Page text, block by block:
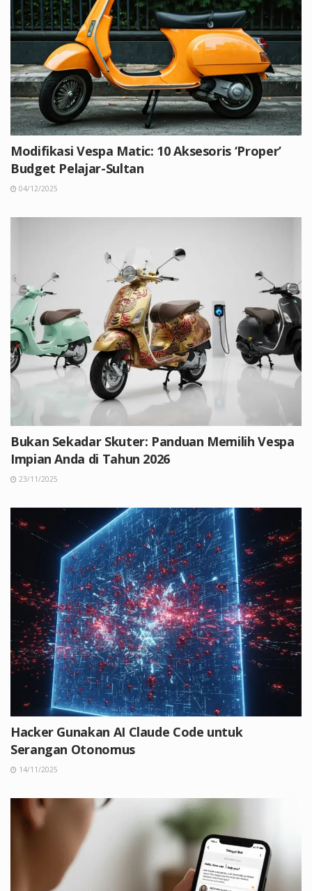
Modifikasi Vespa Matic: 10 Aksesoris ‘Proper’
Budget Pelajar-Sultan
04/12/2025
Bukan Sekadar Skuter: Panduan Memilih Vespa
Impian Anda di Tahun 2026
23/11/2025
Hacker Gunakan AI Claude Code untuk
Serangan Otonomus
14/11/2025